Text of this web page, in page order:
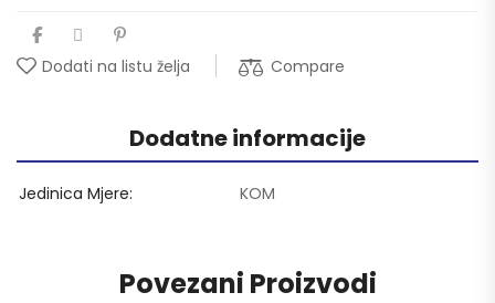
Dodati na listu želja Compare
Dodatne informacije
Jedinica Mjere KOM
Povezani Proizvodi